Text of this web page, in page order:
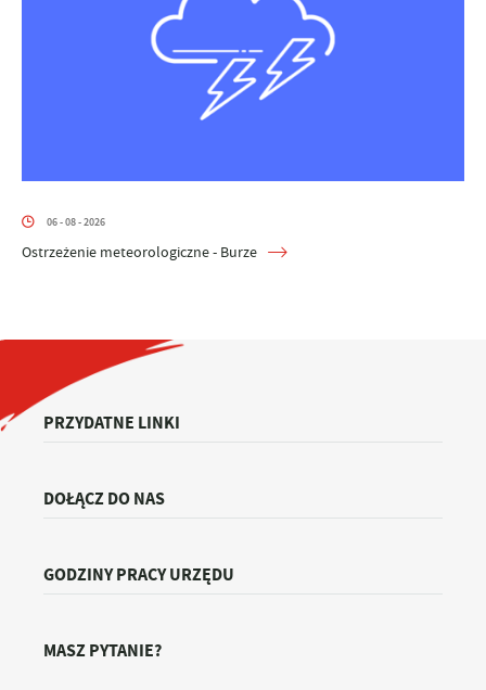
06 - 08 - 2026
Ostrzeżenie meteorologiczne - Burze
PRZYDATNE LINKI
DOŁĄCZ DO NAS
GODZINY PRACY URZĘDU
MASZ PYTANIE?